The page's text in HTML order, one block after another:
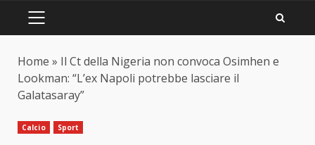
PRIMARY
Home » Il Ct della Nigeria non convoca Osimhen e
Lookman: “L’ex Napoli potrebbe lasciare il
Galatasaray”
Calcio Sport